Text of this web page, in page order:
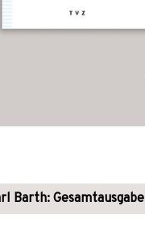
Barth: Gesamtausgabe